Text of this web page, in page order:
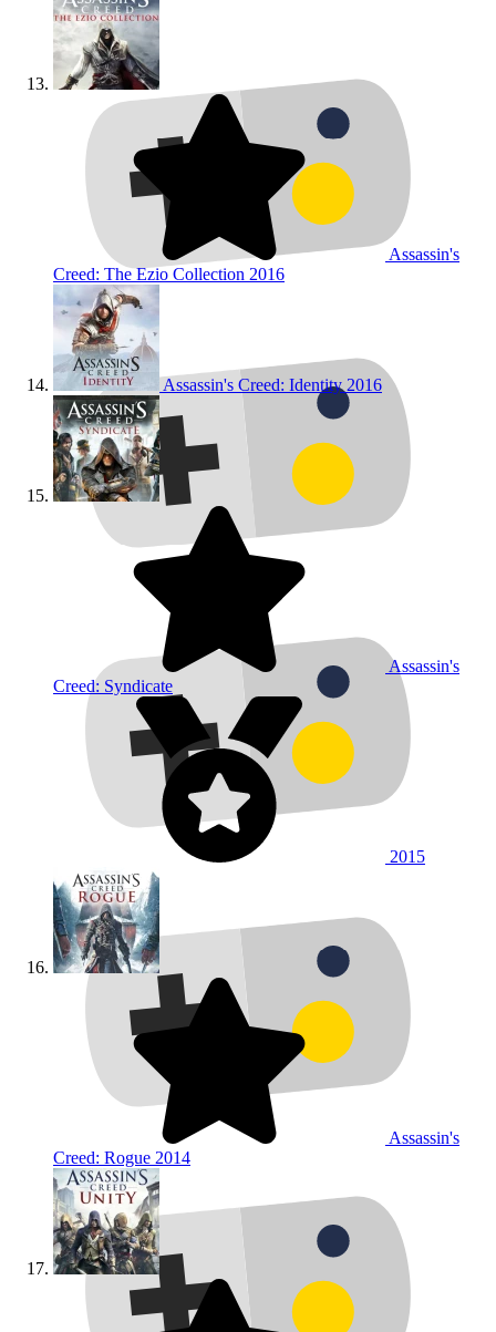
Assassin's
Creed: The Ezio Collection 2016
Assassin's Creed: Identity 2016
Assassin's
Creed: Syndicate
2015
Assassin's
Creed: Rogue 2014